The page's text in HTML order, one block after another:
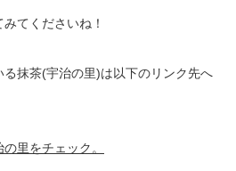
てくださいね！
抹茶(宇治の里)は以下のリンク先へ
里をチェック。